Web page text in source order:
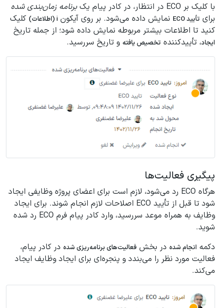
با کلیک بر ECO در انتظار، در کادر پیام یک
برنامه زمان‌بندی شده
برای تأیید ECO نمایش داده می‌شود. بر روی آیکون i (اطلاعات)
کلیک
کنید تا اطلاعات بیشتر مربوطه نمایش داده شود؛ از جمله تاریخ
ایجاد، تأییدکننده تخصیص یافته و تاریخ سررسید.
پیگیری فعالیت‌ها
هرگاه ECO رد می‌شود، لازم است برای اعضای پروژه وظایفی ایجاد
شود تا قبل از تأیید ECO اصلاحات لازم انجام شوند. برای ایجاد
وظایف به همراه موعد سررسید، وارد کادر پیام فرم ECO رد شده
شوید.
دکمه انجام شده در بخش فعالیت‌های برنامه‌ریزی شده در کادر پیام،
فعالیت مورد نظر را می‌بندد و پنجره‌ای برای ایجاد وظایف ایجاد
می‌کند.